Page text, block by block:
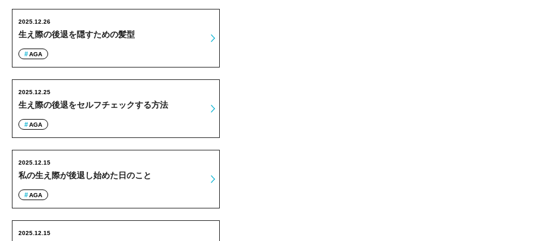
生え際の後退を隠すための髪型
2025.12.26
AGA
生え際の後退をセルフチェックする方法
2025.12.25
AGA
私の生え際が後退し始めた日のこと
2025.12.15
AGA
2025.12.15